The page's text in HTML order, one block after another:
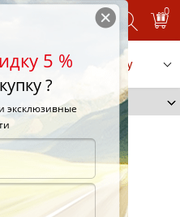
0
Заказать услугу
R 245/70 R17 116Q
шины
5 %
?
эксклюзивные